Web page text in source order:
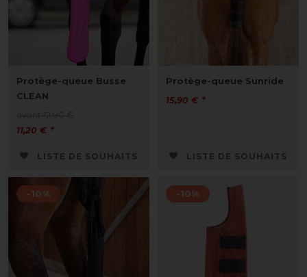
Protège-queue Busse
CLEAN
11,20 € *
LISTE DE SOUHAITS
Protège-queue Sunride
15,90 € *
LISTE DE SOUHAITS
-10% -10%